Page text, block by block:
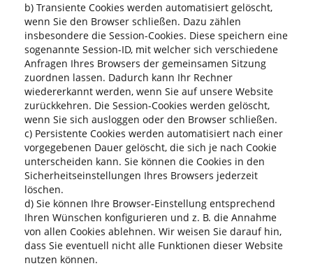
b) Transiente Cookies werden automatisiert gelöscht,
wenn Sie den Browser schließen. Dazu zählen
insbesondere die Session-Cookies. Diese speichern eine
sogenannte Session-ID, mit welcher sich verschiedene
Anfragen Ihres Browsers der gemeinsamen Sitzung
zuordnen lassen. Dadurch kann Ihr Rechner
wiedererkannt werden, wenn Sie auf unsere Website
zurückkehren. Die Session-Cookies werden gelöscht,
wenn Sie sich ausloggen oder den Browser schließen.
c) Persistente Cookies werden automatisiert nach einer
vorgegebenen Dauer gelöscht, die sich je nach Cookie
unterscheiden kann. Sie können die Cookies in den
Sicherheitseinstellungen Ihres Browsers jederzeit
löschen.
d) Sie können Ihre Browser-Einstellung entsprechend
Ihren Wünschen konfigurieren und z. B. die Annahme
von allen Cookies ablehnen. Wir weisen Sie darauf hin,
dass Sie eventuell nicht alle Funktionen dieser Website
nutzen können.